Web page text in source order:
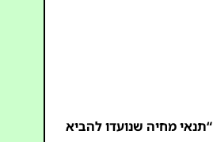
“תנאי מחיה שנועדו להביא